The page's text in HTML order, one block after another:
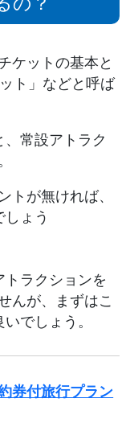
ケットの基本と
ト」などと呼ば
常設アトラク
トが無ければ、
ょう
トラクションを
んが、まずはこ
でしょう。
券付旅行プラン